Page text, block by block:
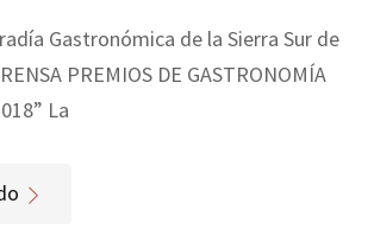
Gastronómica de la Sierra Sur de
PREMIOS DE GASTRONOMÍA
La